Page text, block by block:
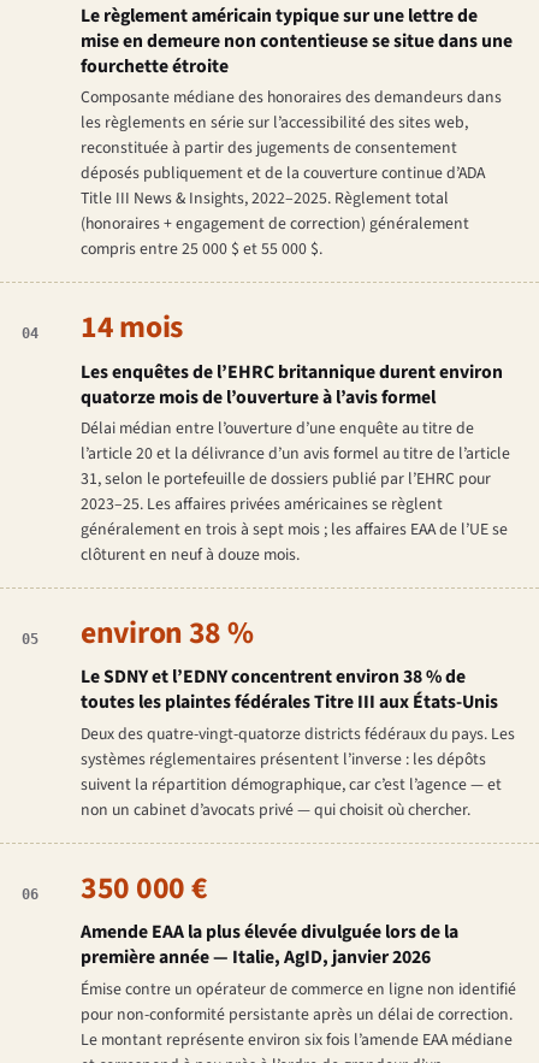
Le règlement américain typique sur une lettre de
mise en demeure non contentieuse se situe dans une
fourchette étroite
Composante médiane des honoraires des demandeurs dans
les règlements en série sur l’accessibilité des sites web,
reconstituée à partir des jugements de consentement
déposés publiquement et de la couverture continue d’ADA
Title III News & Insights, 2022–2025. Règlement total
(honoraires + engagement de correction) généralement
compris entre 25 000 $ et 55 000 $.
04 14 mois
Les enquêtes de l’EHRC britannique durent environ
quatorze mois de l’ouverture à l’avis formel
Délai médian entre l’ouverture d’une enquête au titre de
l’article 20 et la délivrance d’un avis formel au titre de l’article
31, selon le portefeuille de dossiers publié par l’EHRC pour
2023–25. Les affaires privées américaines se règlent
généralement en trois à sept mois ; les affaires EAA de l’UE se
clôturent en neuf à douze mois.
05 environ 38 %
Le SDNY et l’EDNY concentrent environ 38 % de
toutes les plaintes fédérales Titre III aux États-Unis
Deux des quatre-vingt-quatorze districts fédéraux du pays. Les
systèmes réglementaires présentent l’inverse : les dépôts
suivent la répartition démographique, car c’est l’agence — et
non un cabinet d’avocats privé — qui choisit où chercher.
06 350 000 €
Amende EAA la plus élevée divulguée lors de la
première année — Italie, AgID, janvier 2026
Émise contre un opérateur de commerce en ligne non identifié
pour non-conformité persistante après un délai de correction.
Le montant représente environ six fois l’amende EAA médiane